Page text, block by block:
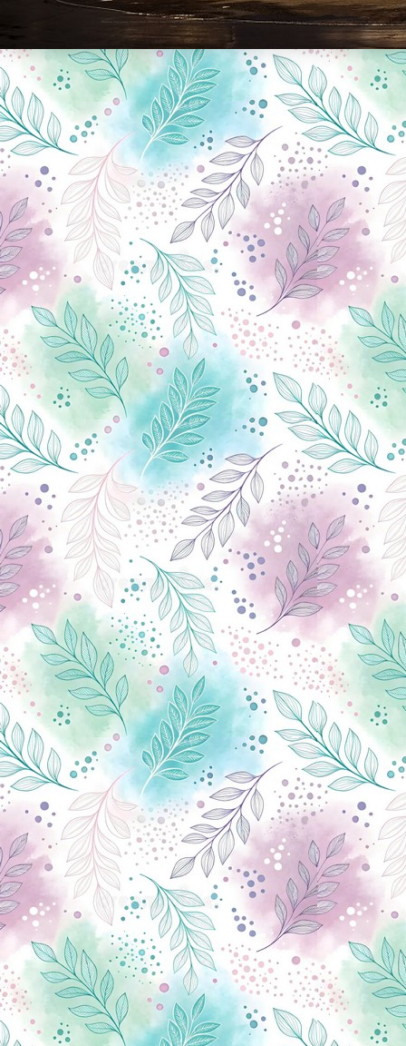
Новини Чернігова, Чернігівські новини, Чернігівський формат, новини Чернігова, події в Чернігові: політика, економіка, аналітика, культура, відеоновини, екологія, спортивний Чернігів, туризм, Чернігів